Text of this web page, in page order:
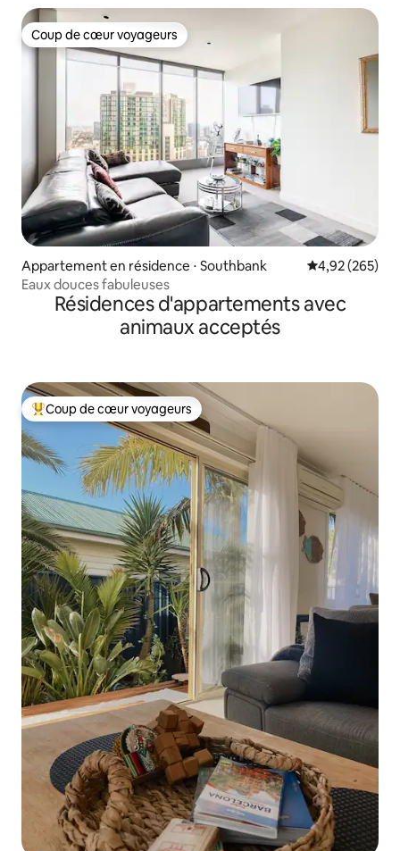
Coup de cœur voyageurs
Coup de cœur voyageurs
Appartement en résidence ⋅ Southbank Évaluation
4,92 (265)
Eaux douces fabuleuses
Résidences d'appartements avec
animaux acceptés
Coups de cœur voyageurs les plus appréciés
Coup de cœur voyageurs